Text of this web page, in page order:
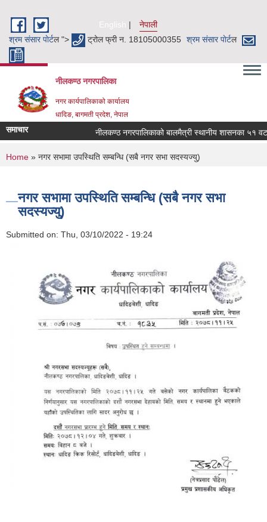
English
नेपाली
श्रम संसार पाेर्टल "> ट्रोल फ्री न. 18105000355 श्रम संसार पाेर्टल
नीलकण्ठ नगरपालिका
नगर कार्यपालिकाको कार्यालय
धादिङ, बागमती प्रदेश, नेपाल
समाचार नीलकण्ठ नगरपालिकाको बालमैत्री स्थानीय शासनका ५१ वटा
You are here
Home » नगर सभामा उपस्थिति सम्बन्धि (सबै नगर सभा सदस्यज्यु)
नगर सभामा उपस्थिति सम्बन्धि (सबै नगर सभा
सदस्यज्यु)
Submitted on: Thu, 03/10/2022 - 19:24